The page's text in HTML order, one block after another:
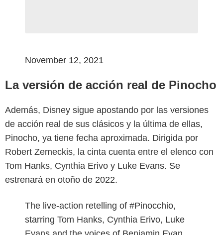
November 12, 2021
La versión de acción real de Pinocho
Además, Disney sigue apostando por las versiones
de acción real de sus clásicos y la última de ellas,
Pinocho, ya tiene fecha aproximada. Dirigida por
Robert Zemeckis, la cinta cuenta entre el elenco con
Tom Hanks, Cynthia Erivo y Luke Evans. Se
estrenará en otoño de 2022.
The live-action retelling of #Pinocchio,
starring Tom Hanks, Cynthia Erivo, Luke